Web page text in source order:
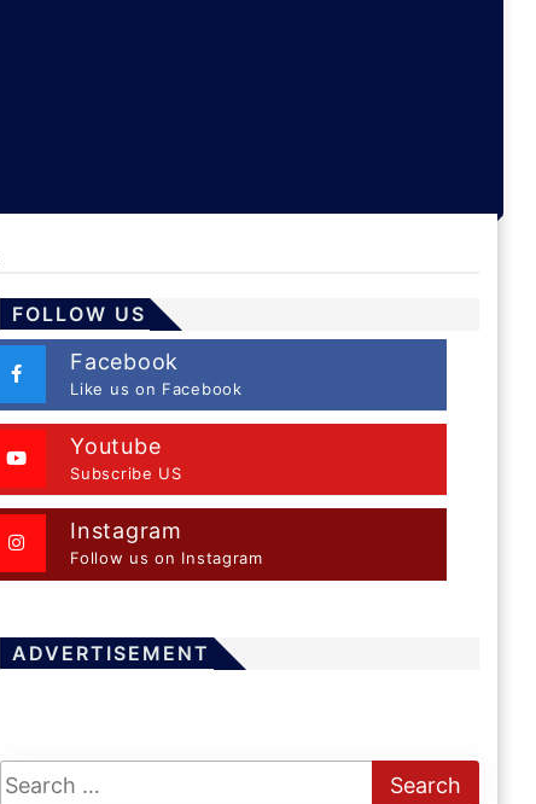
FOLLOW US
Facebook
Like us on Facebook
Youtube
Subscribe US
Instagram
Follow us on Instagram
ADVERTISEMENT